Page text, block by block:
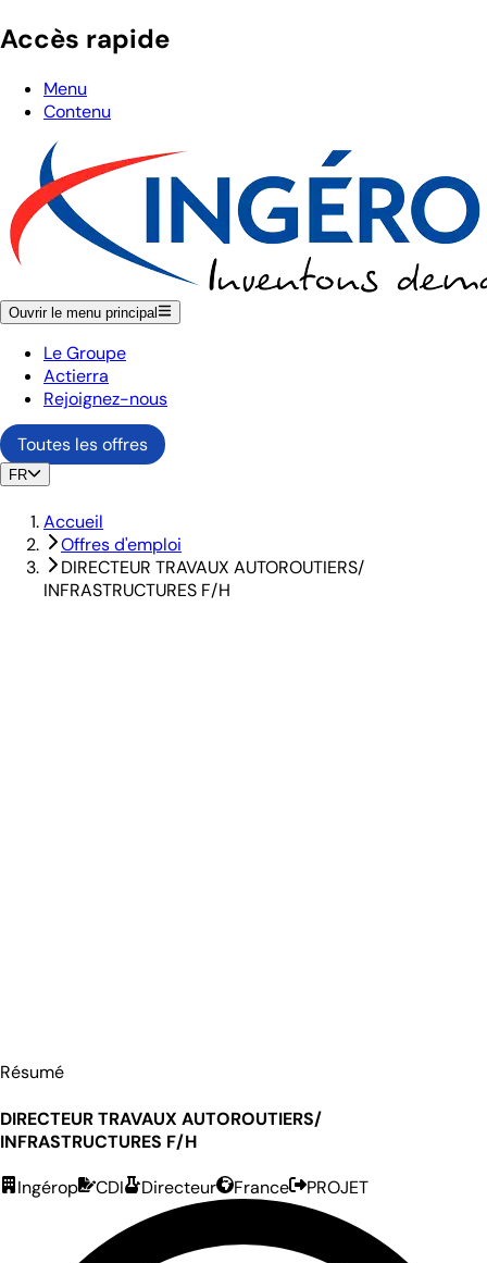
Accès rapide
Menu
Contenu
Ouvrir le menu principal
Le Groupe
Actierra
Rejoignez-nous
Toutes les offres
FR
Accueil
Offres d'emploi
DIRECTEUR TRAVAUX AUTOROUTIERS/
INFRASTRUCTURES F/H
Résumé
DIRECTEUR TRAVAUX AUTOROUTIERS/
INFRASTRUCTURES F/H
Ingérop CDI Directeur France PROJET